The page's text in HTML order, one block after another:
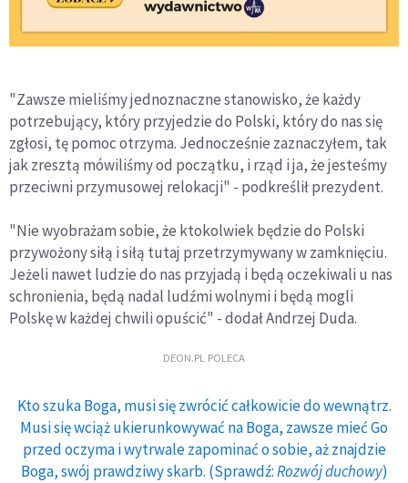
"Zawsze mieliśmy jednoznaczne stanowisko, że każdy
potrzebujący, który przyjedzie do Polski, który do nas się
zgłosi, tę pomoc otrzyma. Jednocześnie zaznaczyłem, tak
jak zresztą mówiliśmy od początku, i rząd i ja, że jesteśmy
przeciwni przymusowej relokacji" - podkreślił prezydent.
"Nie wyobrażam sobie, że ktokolwiek będzie do Polski
przywożony siłą i siłą tutaj przetrzymywany w zamknięciu.
Jeżeli nawet ludzie do nas przyjadą i będą oczekiwali u nas
schronienia, będą nadal ludźmi wolnymi i będą mogli
Polskę w każdej chwili opuścić" - dodał Andrzej Duda.
DEON.PL POLECA
Kto szuka Boga, musi się zwrócić całkowicie do wewnątrz.
Musi się wciąż ukierunkowywać na Boga, zawsze mieć Go
przed oczyma i wytrwale zapominać o sobie, aż znajdzie
Boga, swój prawdziwy skarb. (Sprawdź:Rozwój duchowy)